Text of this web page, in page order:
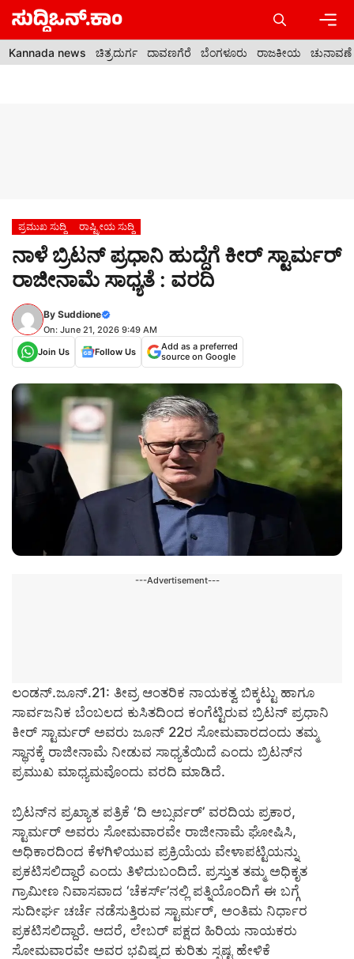
Skip
content
Kannada news ಚಿತ್ರದುರ್ಗ ದಾವಣಗೆರೆ ಬೆಂಗಳೂರು ರಾಜಕೀಯ ಚುನಾವಣೆ
ಪ್ರಮುಖ ಸುದ್ದಿ ರಾಷ್ಟ್ರೀಯ ಸುದ್ದಿ
ನಾಳೆ ಬ್ರಿಟನ್ ಪ್ರಧಾನಿ ಹುದ್ದೆಗೆ ಕೀರ್ ಸ್ಟಾರ್ಮರ್
ರಾಜೀನಾಮೆ ಸಾಧ್ಯತೆ : ವರದಿ
By Suddione
On: June 21, 2026 9:49 AM
Join Us
Follow Us
Add as a preferred
source on Google
---Advertisement---
ಲಂಡನ್.ಜೂನ್.21: ತೀವ್ರ ಆಂತರಿಕ ನಾಯಕತ್ವ ಬಿಕ್ಕಟ್ಟು ಹಾಗೂ
ಸಾರ್ವಜನಿಕ ಬೆಂಬಲದ ಕುಸಿತದಿಂದ ಕಂಗೆಟ್ಟಿರುವ ಬ್ರಿಟನ್ ಪ್ರಧಾನಿ
ಕೀರ್ ಸ್ಟಾರ್ಮರ್ ಅವರು ಜೂನ್ 22ರ ಸೋಮವಾರದಂದು ತಮ್ಮ
ಸ್ಥಾನಕ್ಕೆ ರಾಜೀನಾಮೆ ನೀಡುವ ಸಾಧ್ಯತೆಯಿದೆ ಎಂದು ಬ್ರಿಟನ್‌ನ
ಪ್ರಮುಖ ಮಾಧ್ಯಮವೊಂದು ವರದಿ ಮಾಡಿದೆ.
ಬ್ರಿಟನ್‌ನ ಪ್ರಖ್ಯಾತ ಪತ್ರಿಕೆ ‘ದಿ ಅಬ್ಸರ್ವರ್’ ವರದಿಯ ಪ್ರಕಾರ,
ಸ್ಟಾರ್ಮರ್ ಅವರು ಸೋಮವಾರವೇ ರಾಜೀನಾಮೆ ಘೋಷಿಸಿ,
ಅಧಿಕಾರದಿಂದ ಕೆಳಗಿಳಿಯುವ ಪ್ರಕ್ರಿಯೆಯ ವೇಳಾಪಟ್ಟಿಯನ್ನು
ಪ್ರಕಟಿಸಲಿದ್ದಾರೆ ಎಂದು ತಿಳಿದುಬಂದಿದೆ. ಪ್ರಸ್ತುತ ತಮ್ಮ ಅಧಿಕೃತ
ಗ್ರಾಮೀಣ ನಿವಾಸವಾದ ‘ಚೆಕರ್ಸ್’ನಲ್ಲಿ ಪತ್ನಿಯೊಂದಿಗೆ ಈ ಬಗ್ಗೆ
ಸುದೀರ್ಘ ಚರ್ಚೆ ನಡೆಸುತ್ತಿರುವ ಸ್ಟಾರ್ಮರ್, ಅಂತಿಮ ನಿರ್ಧಾರ
ಪ್ರಕಟಿಸಲಿದ್ದಾರೆ. ಆದರೆ, ಲೇಬರ್ ಪಕ್ಷದ ಹಿರಿಯ ನಾಯಕರು
ಸೋಮವಾರವೇ ಅವರ ಭವಿಷ್ಯದ ಕುರಿತು ಸ್ಪಷ್ಟ ಹೇಳಿಕೆ